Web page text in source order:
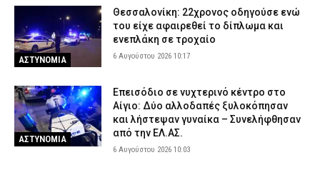
ΑΣΤΥΝΟΜΙΑ
Θεσσαλονίκη: 22χρονος οδηγούσε ενώ
του είχε αφαιρεθεί το δίπλωμα και
ενεπλάκη σε τροχαίο
6 Αυγούστου 2026 10:17
ΑΣΤΥΝΟΜΙΑ
Επεισόδιο σε νυχτερινό κέντρο στο
Αίγιο: Δύο αλλοδαπές ξυλοκόπησαν
και λήστεψαν γυναίκα – Συνελήφθησαν
από την ΕΛ.ΑΣ.
6 Αυγούστου 2026 10:03